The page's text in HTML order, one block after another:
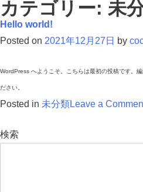
カテゴリー: 未
Hello world!
Posted on 2021年12月27日 by
WordPress へようこそ。こちらは最初の投稿です。
ださい。
Posted in 未分類Leave a
検索